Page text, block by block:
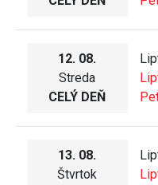
12. 08.
Streda
CELÝ DEŇ
13. 08.
Štvrtok